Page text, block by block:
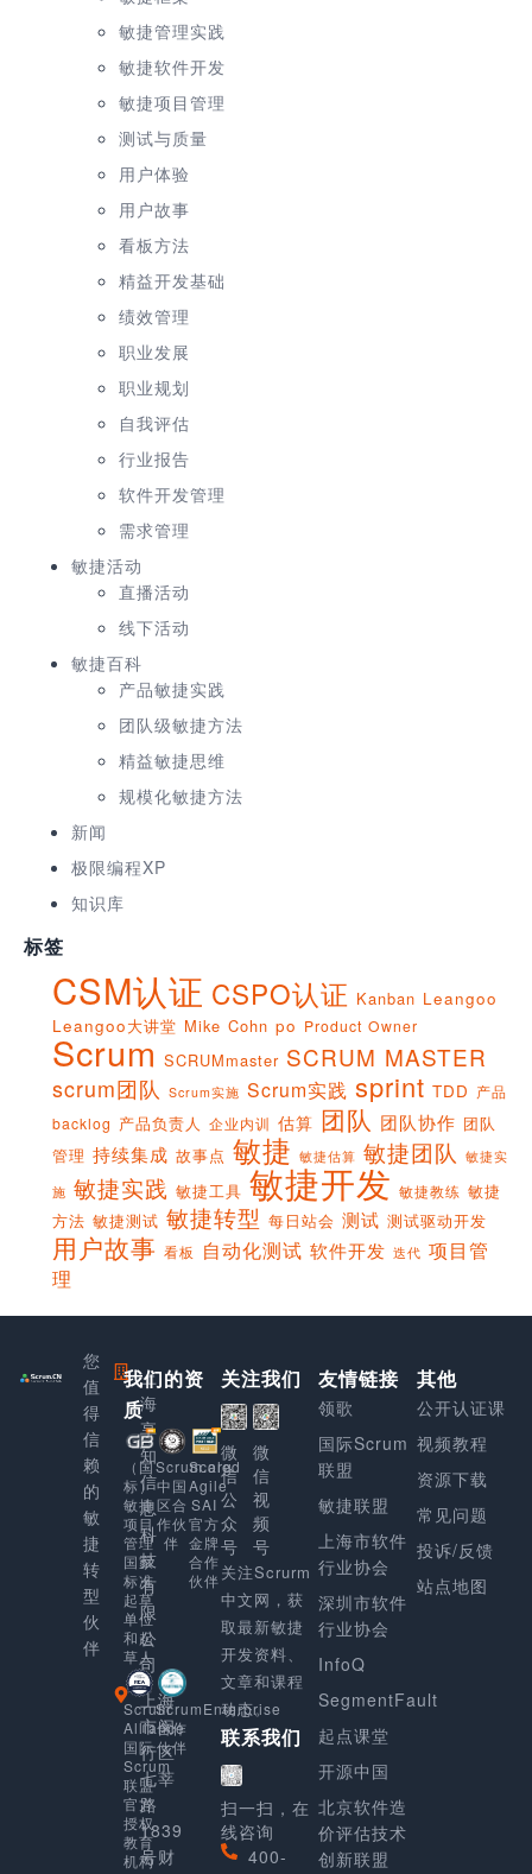
敏捷管理实践
敏捷软件开发
敏捷项目管理
测试与质量
用户体验
用户故事
看板方法
精益开发基础
绩效管理
职业发展
职业规划
自我评估
行业报告
软件开发管理
需求管理
敏捷活动
直播活动
线下活动
敏捷百科
产品敏捷实践
团队级敏捷方法
精益敏捷思维
规模化敏捷方法
新闻
极限编程XP
知识库
标签
CSM认证 CSPO认证 Kanban Leangoo
Leangoo大讲堂 Mike Cohn po Product Owner
Scrum SCRUMmaster SCRUM MASTER
scrum团队 Scrum实施 Scrum实践 sprint TDD 产品
backlog 产品负责人 企业内训 估算 团队 团队协作 团队
管理 持续集成 故事点 敏捷 敏捷估算 敏捷团队 敏捷实
施 敏捷实践 敏捷工具 敏捷开发 敏捷教练 敏捷
方法 敏捷测试 敏捷转型 每日站会 测试 测试驱动开发
用户故事 看板 自动化测试 软件开发 迭代 项目管
理
您
值
得
信
赖
的
敏
捷
转
型
伙
伴
上
海
享
知
信
息
科
技
有
限
公
司
上海
市闵
行区
七莘
路
1839
号财
我们的资
质
（国
标）
敏捷
项目
管理
国家
标准
起草
单位
和起
草人
Scrum.org
中国
区合
作伙
伴
Scaled
Agile
SAI
官方
金牌
合作
伙伴
Scrum
Alliance
国际
Scrum
联盟
官方
授权
教育
机构
ScrumEnterprise
合作
伙伴
关注我们
微
信
公
众
号
微
信
视
频
号
关注Scrurm
中文网，获
取最新敏捷
开发资料、
文章和课程
动态。
联系我们
扫一扫，在
线咨询
400-
友情链接
领歌
国际Scrum
联盟
敏捷联盟
上海市软件
行业协会
深圳市软件
行业协会
InfoQ
SegmentFault
起点课堂
开源中国
北京软件造
价评估技术
创新联盟
其他
公开认证课
视频教程
资源下载
常见问题
投诉/反馈
站点地图